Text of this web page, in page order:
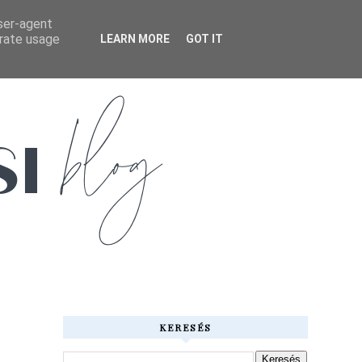
KERESÉS
agent
usage
LEARN MORE GOT IT